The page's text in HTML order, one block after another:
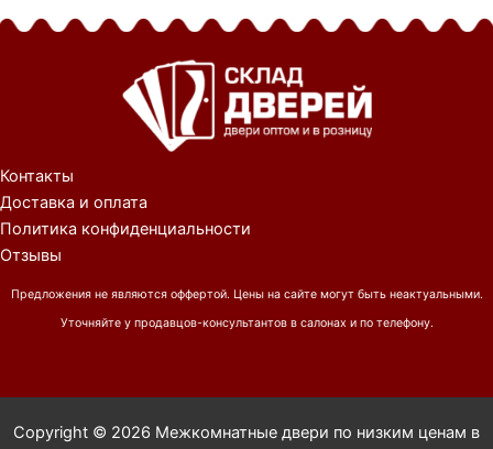
Контакты
Доставка и оплата
Политика конфиденциальности
Отзывы
Предложения не являются оффертой. Цены на сайте могут быть неактуальными.
Уточняйте у продавцов-консультантов в салонах и по телефону.
Copyright © 2026 Межкомнатные двери по низким ценам в